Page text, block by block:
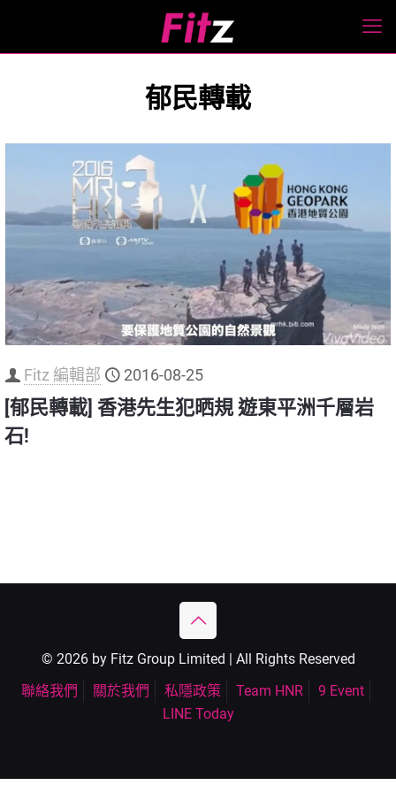
郁民轉載
Fitz 編輯部 2016-08-25
[郁民轉載] 香港先生犯晒規 遊東平洲千層岩
石!
© 2026 by Fitz Group Limited | All Rights Reserved
聯絡我們
關於我們 私隱政策 Team HNR
9 Event
LINE Today